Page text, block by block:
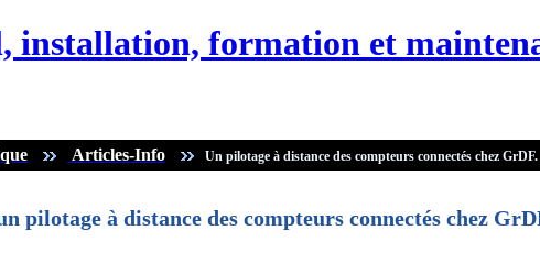
installation, formation et
Articles-Info Un pilotage à distance des compteurs connectés chez GrDF.
pilotage à distance des compteurs connectés chez